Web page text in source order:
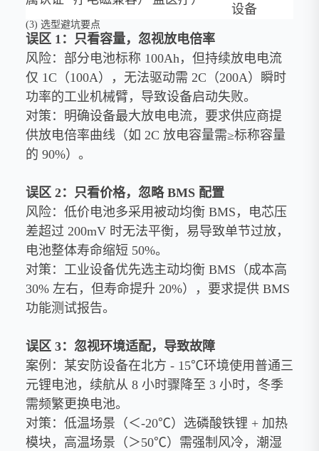
设备
(3) 选型避坑要点
误区 1：只看容量，忽视放电倍率
风险：部分电池标称 100Ah，但持续放电电流
仅 1C（100A），无法驱动需 2C（200A）瞬时
功率的工业机械臂，导致设备启动失败。
对策：明确设备最大放电电流，要求供应商提
供放电倍率曲线（如 2C 放电容量需≥标称容量
的 90%）。
误区 2：只看价格，忽略 BMS 配置
风险：低价电池多采用被动均衡 BMS，电芯压
差超过 200mV 时无法平衡，易导致单节过放，
电池整体寿命缩短 50%。
对策：工业设备优先选主动均衡 BMS（成本高
30% 左右，但寿命提升 20%），要求提供 BMS
功能测试报告。
误区 3：忽视环境适配，导致故障
案例：某安防设备在北方 - 15℃环境使用普通三
元锂电池，续航从 8 小时骤降至 3 小时，冬季
需频繁更换电池。
对策：低温场景（＜-20℃）选磷酸铁锂 + 加热
模块，高温场景（＞50℃）需强制风冷，潮湿